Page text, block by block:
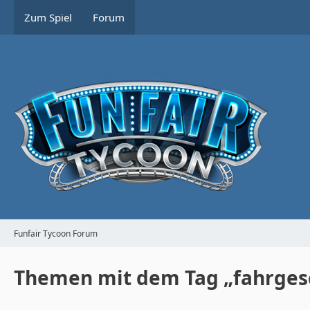
Zum Spiel Forum
Funfair Tycoon Forum
Themen mit dem Tag